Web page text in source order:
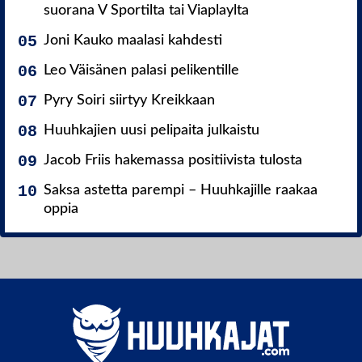
suorana V Sportilta tai Viaplaylta
Joni Kauko maalasi kahdesti
Leo Väisänen palasi pelikentille
Pyry Soiri siirtyy Kreikkaan
Huuhkajien uusi pelipaita julkaistu
Jacob Friis hakemassa positiivista tulosta
Saksa astetta parempi – Huuhkajille raakaa
oppia